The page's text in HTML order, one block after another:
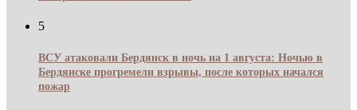
5
ВСУ атаковали Бердянск в ночь на 1 августа: Ночью в
Бердянске прогремели взрывы, после которых начался
пожар